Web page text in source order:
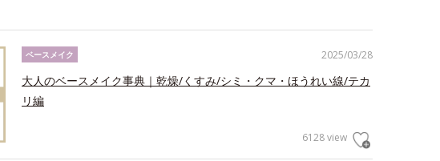
2025/03/28
ベースメイク
大人のベースメイク事典｜乾燥/くすみ/シミ・クマ・ほうれい線/テカ
リ編
6128 view